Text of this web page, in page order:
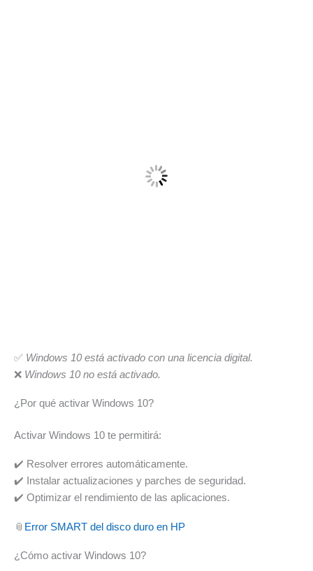
✅ Windows 10 está activado con una licencia digital.
❌ Windows 10 no está activado.
¿Por qué activar Windows 10?
Activar Windows 10 te permitirá:
✔️ Resolver errores automáticamente.
✔️ Instalar actualizaciones y parches de seguridad.
✔️ Optimizar el rendimiento de las aplicaciones.
📎 Error SMART del disco duro en HP
¿Cómo activar Windows 10?